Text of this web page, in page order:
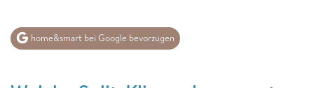
home&smart bei Google bevorzugen